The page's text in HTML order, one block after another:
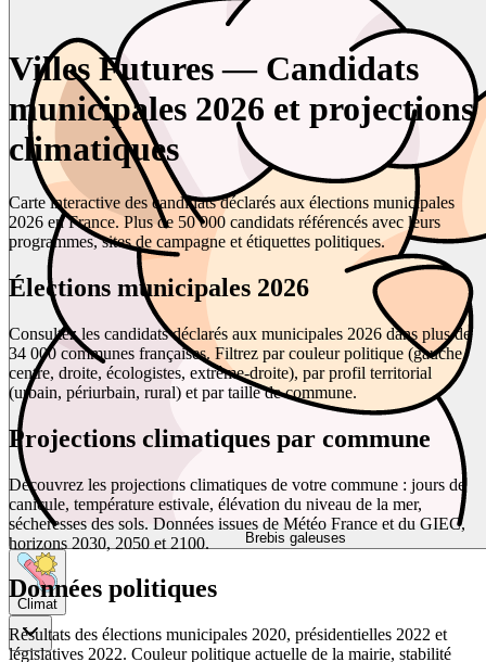
Brebis galeuses
Climat
Villes Futures — Candidats
municipales 2026 et projections
climatiques
Carte interactive des candidats déclarés aux élections municipales
2026 en France. Plus de 50 000 candidats référencés avec leurs
programmes, sites de campagne et étiquettes politiques.
Élections municipales 2026
Consultez les candidats déclarés aux municipales 2026 dans plus de
34 000 communes françaises. Filtrez par couleur politique (gauche,
centre, droite, écologistes, extrême-droite), par profil territorial
(urbain, périurbain, rural) et par taille de commune.
Projections climatiques par commune
Découvrez les projections climatiques de votre commune : jours de
canicule, température estivale, élévation du niveau de la mer,
sécheresses des sols. Données issues de Météo France et du GIEC,
horizons 2030, 2050 et 2100.
Données politiques
Résultats des élections municipales 2020, présidentielles 2022 et
législatives 2022. Couleur politique actuelle de la mairie, stabilité